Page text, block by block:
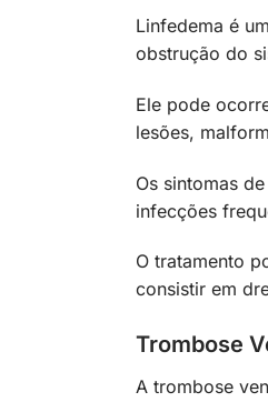
Linfedema é
obstrução do
Ele pode
lesões,
Os sintomas
infecções
O tratamento
consistir em
Trombose
A trombose